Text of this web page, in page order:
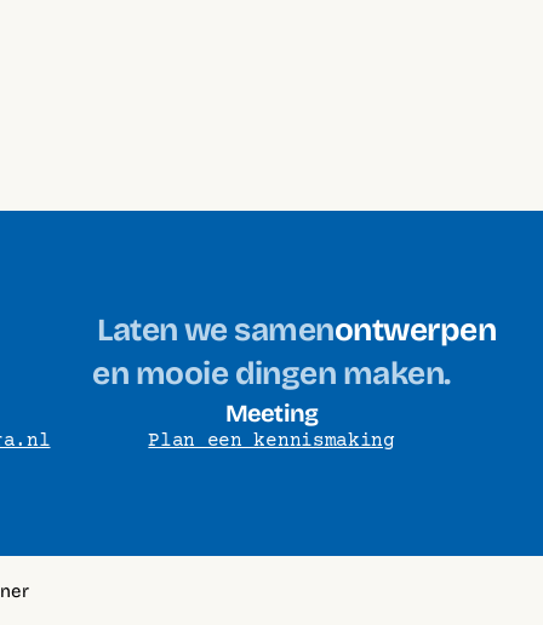
Laten we samenontwerpen
en mooie dingen maken.
Meeting
Plan een kennismaking